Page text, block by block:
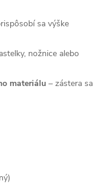
sa výške
nožnice alebo
materiálu – zástera sa